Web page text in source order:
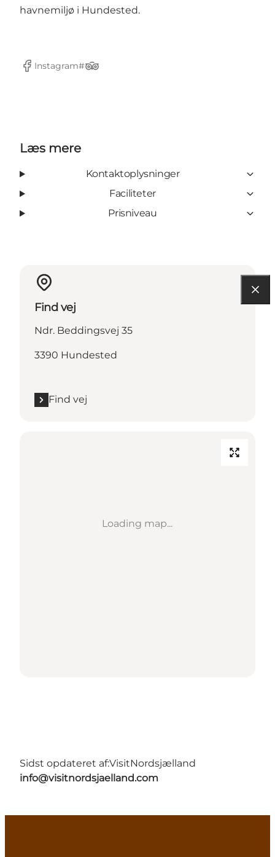
havnemiljø i Hundested.
Facebook
Instagram#
Tripadvisor
Læs mere
Kontaktoplysninger
Faciliteter
Prisniveau
Find vej
Ndr. Beddingsvej 35
3390 Hundested
Find vej
Loading map...
Sidst opdateret af:VisitNordsjælland
info@visitnordsjaelland.com